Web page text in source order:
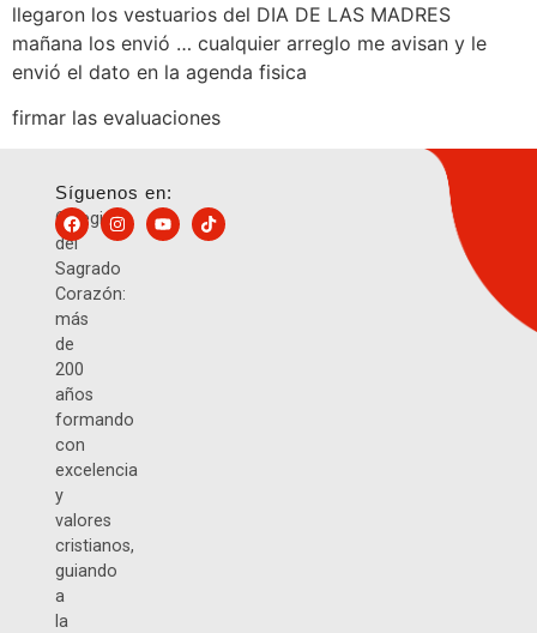
llegaron los vestuarios del DIA DE LAS MADRES
mañana los envió … cualquier arreglo me avisan y le
envió el dato en la agenda fisica
firmar las evaluaciones
Colegio
del
Sagrado
Corazón:
más
de
200
años
formando
con
excelencia
y
valores
cristianos,
guiando
a
la
Síguenos en: